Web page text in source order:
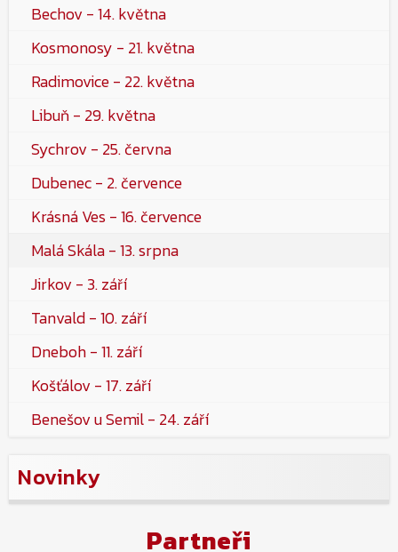
Bechov - 14. května
Kosmonosy - 21. května
Radimovice - 22. května
Libuň - 29. května
Sychrov - 25. června
Dubenec - 2. července
Krásná Ves - 16. července
Malá Skála - 13. srpna
Jirkov - 3. září
Tanvald - 10. září
Dneboh - 11. září
Košťálov - 17. září
Benešov u Semil - 24. září
Novinky
Partneři